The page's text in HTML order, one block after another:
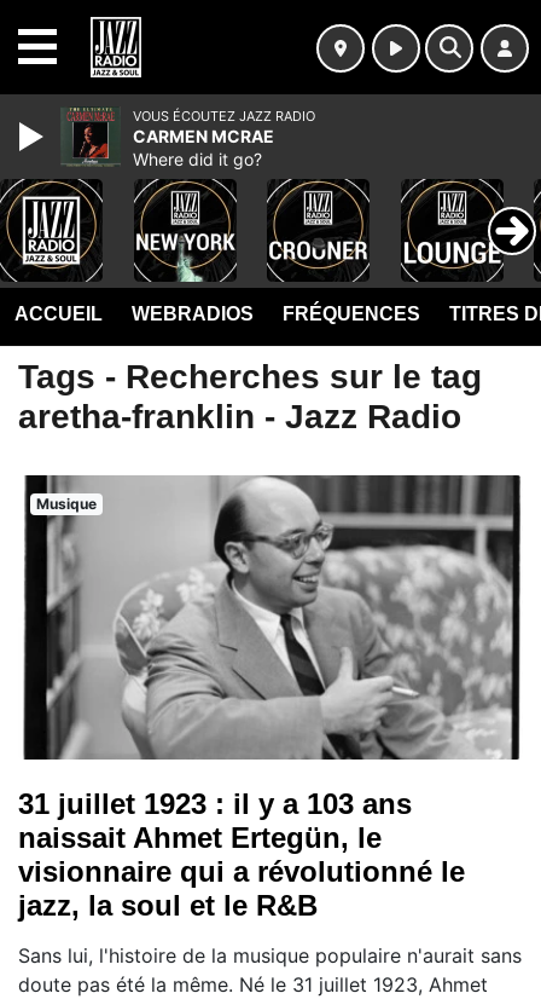
ACCUEIL WEBRADIOS FRÉQUENCES TITRES
Tags - Recherches sur le tag
aretha-franklin - Jazz Radio
Musique
31 juillet 1923 : il y a 103 ans
naissait Ahmet Ertegün, le
visionnaire qui a révolutionné le
jazz, la soul et le R&B
Sans lui, l'histoire de la musique populaire n'aurait sans
doute pas été la même. Né le 31 juillet 1923, Ahmet
VOUS ÉCOUTEZ JAZZ RADIO
CARMEN MCRAE
Where did it go?